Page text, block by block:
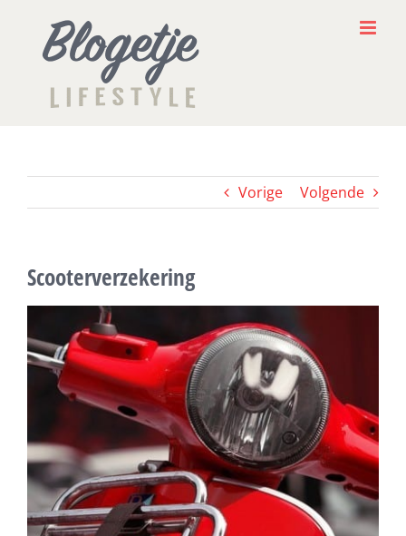
Vorige Volgende
Scooterverzekering